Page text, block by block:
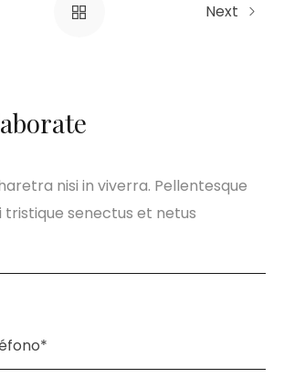
Next
nisi in viverra. Pellentesque
senectus et netus